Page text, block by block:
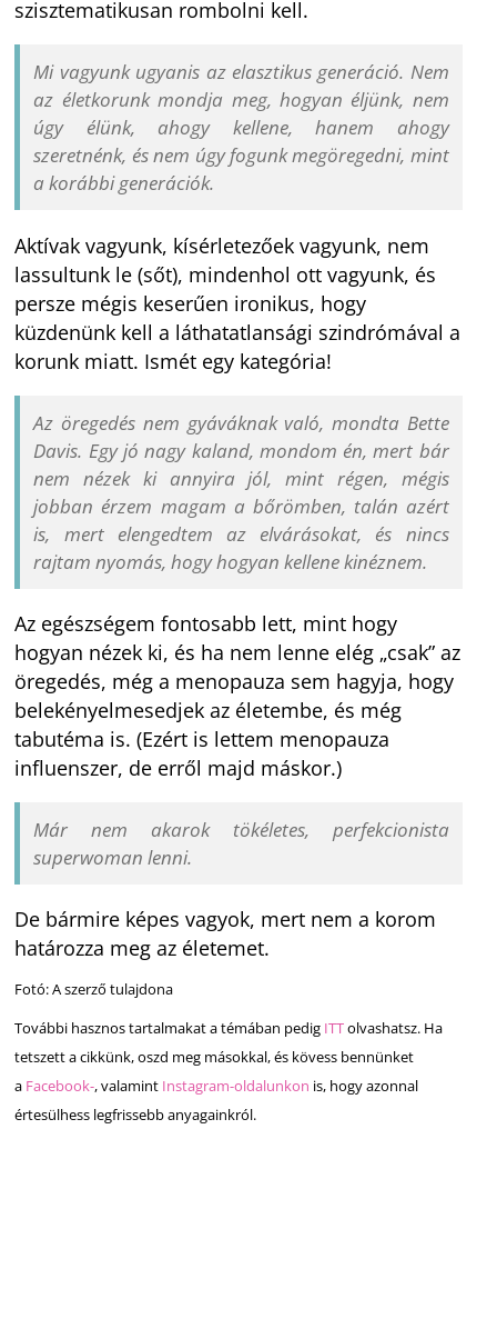
szisztematikusan rombolni kell.
Mi vagyunk ugyanis az elasztikus generáció. Nem
az életkorunk mondja meg, hogyan éljünk, nem
úgy élünk, ahogy kellene, hanem ahogy
szeretnénk, és nem úgy fogunk megöregedni, mint
a korábbi generációk.
Aktívak vagyunk, kísérletezőek vagyunk, nem
lassultunk le (sőt), mindenhol ott vagyunk, és
persze mégis keserűen ironikus, hogy
küzdenünk kell a láthatatlansági szindrómával a
korunk miatt. Ismét egy kategória!
Az öregedés nem gyáváknak való, mondta Bette
Davis. Egy jó nagy kaland, mondom én, mert bár
nem nézek ki annyira jól, mint régen, mégis
jobban érzem magam a bőrömben, talán azért
is, mert elengedtem az elvárásokat, és nincs
rajtam nyomás, hogy hogyan kellene kinéznem.
Az egészségem fontosabb lett, mint hogy
hogyan nézek ki, és ha nem lenne elég „csak” az
öregedés, még a menopauza sem hagyja, hogy
belekényelmesedjek az életembe, és még
tabutéma is. (Ezért is lettem menopauza
influenszer, de erről majd máskor.)
Már nem akarok tökéletes, perfekcionista
superwoman lenni.
De bármire képes vagyok, mert nem a korom
határozza meg az életemet.
Fotó: A szerző tulajdona
További hasznos tartalmakat a témában pedig ITTolvashatsz. Ha
tetszett a cikkünk, oszd meg másokkal, és kövess bennünket
a Facebook-, valamint Instagram-oldalunkon is, hogy azonnal
értesülhess legfrissebb anyagainkról.